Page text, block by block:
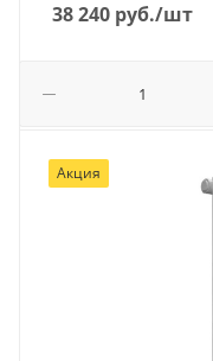
38 240 руб./шт
Акция